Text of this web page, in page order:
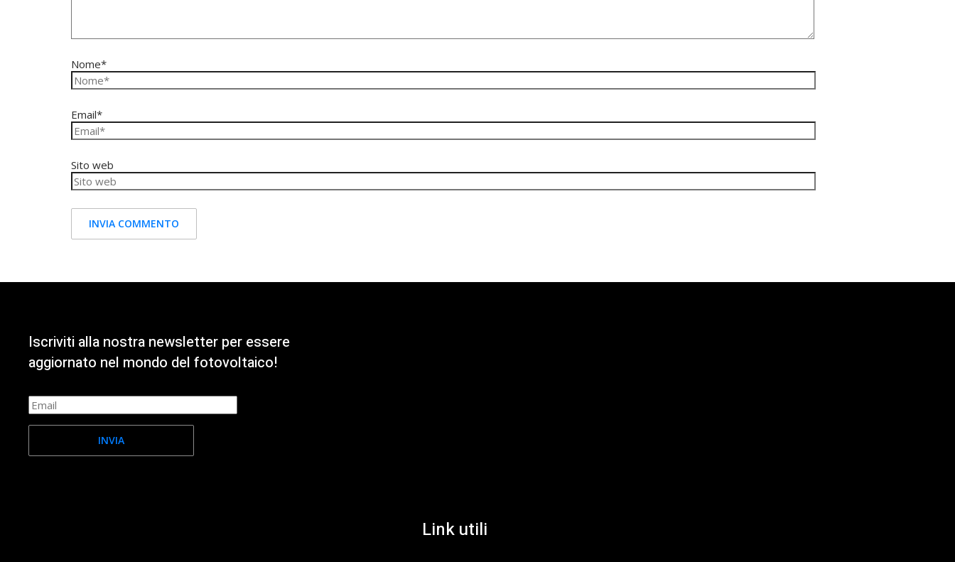
Nome*
Email*
Sito web
Iscriviti alla nostra newsletter per essere
aggiornato nel mondo del fotovoltaico!
INVIA
Link utili